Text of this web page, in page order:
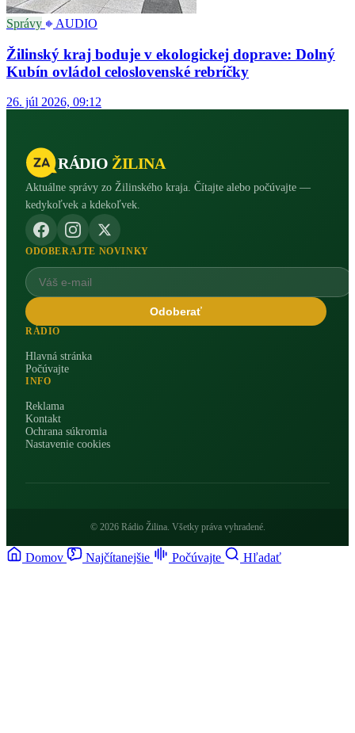
Správy AUDIO
Žilinský kraj boduje v ekologickej doprave: Dolný
Kubín ovládol celoslovenské rebríčky
26. júl 2026, 09:12
RÁDIO ŽILINA
Aktuálne správy zo Žilinského kraja. Čítajte alebo počúvajte —
kedykoľvek a kdekoľvek.
ODOBERAJTE NOVINKY
Odoberať
RÁDIO
Hlavná stránka
Počúvajte
INFO
Reklama
Kontakt
Ochrana súkromia
Nastavenie cookies
© 2026 Rádio Žilina. Všetky práva vyhradené.
Domov Najčítanejšie Počúvajte Hľadať